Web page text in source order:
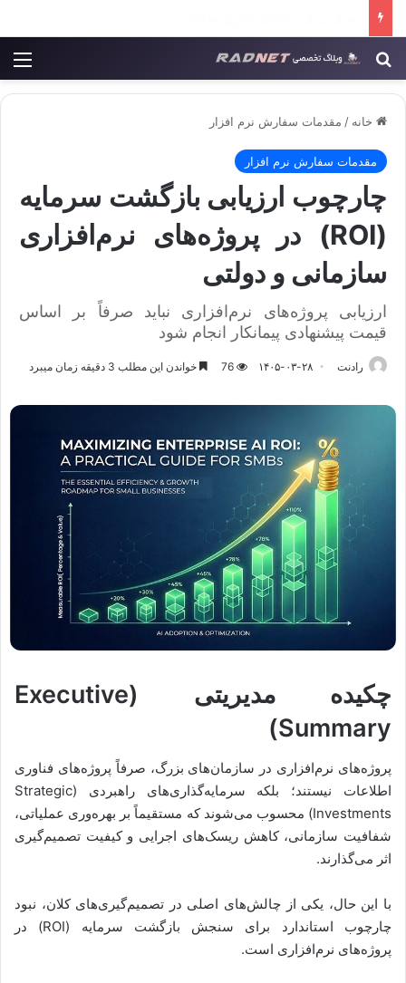
جستجو برای
خانه / مقدمات سفارش نرم افزار
مقدمات سفارش نرم افزار
چارچوب ارزیابی بازگشت سرمایه
(ROI) در پروژه‌های نرم‌افزاری
سازمانی و دولتی
ارزیابی پروژه‌های نرم‌افزاری نباید صرفاً بر اساس
قیمت پیشنهادی پیمانکار انجام شود
رادنت ۱۴۰۵-۰۳-۲۸ 76 خواندن این مطلب 3 دقیقه زمان میبرد
چکیده مدیریتی (Executive
Summary)
پروژه‌های نرم‌افزاری در سازمان‌های بزرگ، صرفاً پروژه‌های فناوری
اطلاعات نیستند؛ بلکه سرمایه‌گذاری‌های راهبردی (Strategic
Investments) محسوب می‌شوند که مستقیماً بر بهره‌وری عملیاتی،
شفافیت سازمانی، کاهش ریسک‌های اجرایی و کیفیت تصمیم‌گیری
اثر می‌گذارند.
با این حال، یکی از چالش‌های اصلی در تصمیم‌گیری‌های کلان، نبود
چارچوب استاندارد برای سنجش بازگشت سرمایه (ROI) در
پروژه‌های نرم‌افزاری است.